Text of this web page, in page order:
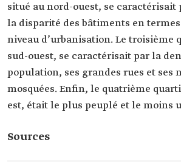
situé au nord-ouest, se caractérisait
la disparité des bâtiments en
niveau d’urbanisation. Le troisième
sud-ouest, se caractérisait par la
population, ses grandes rues et ses
mosquées. Enfin, le quatrième
est, était le plus peuplé et le moins
Sources